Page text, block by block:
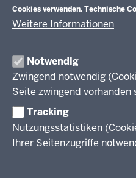
Cookies verwenden. Technische
Weitere Informationen
Notwendig
Zwingend notwendig
Seite zwingend vorhanden
Tracking
Nutzungsstatistiken
Ihrer Seitenzugriffe
Veröffentlichungen
Leitbild
Stellenangebote
Über uns
Schulentwicklung
Unterricht
Professionalisierung
Standardsicherung NRW
Berufsbildung NRW
Erwachsenenbildung
Wir über uns